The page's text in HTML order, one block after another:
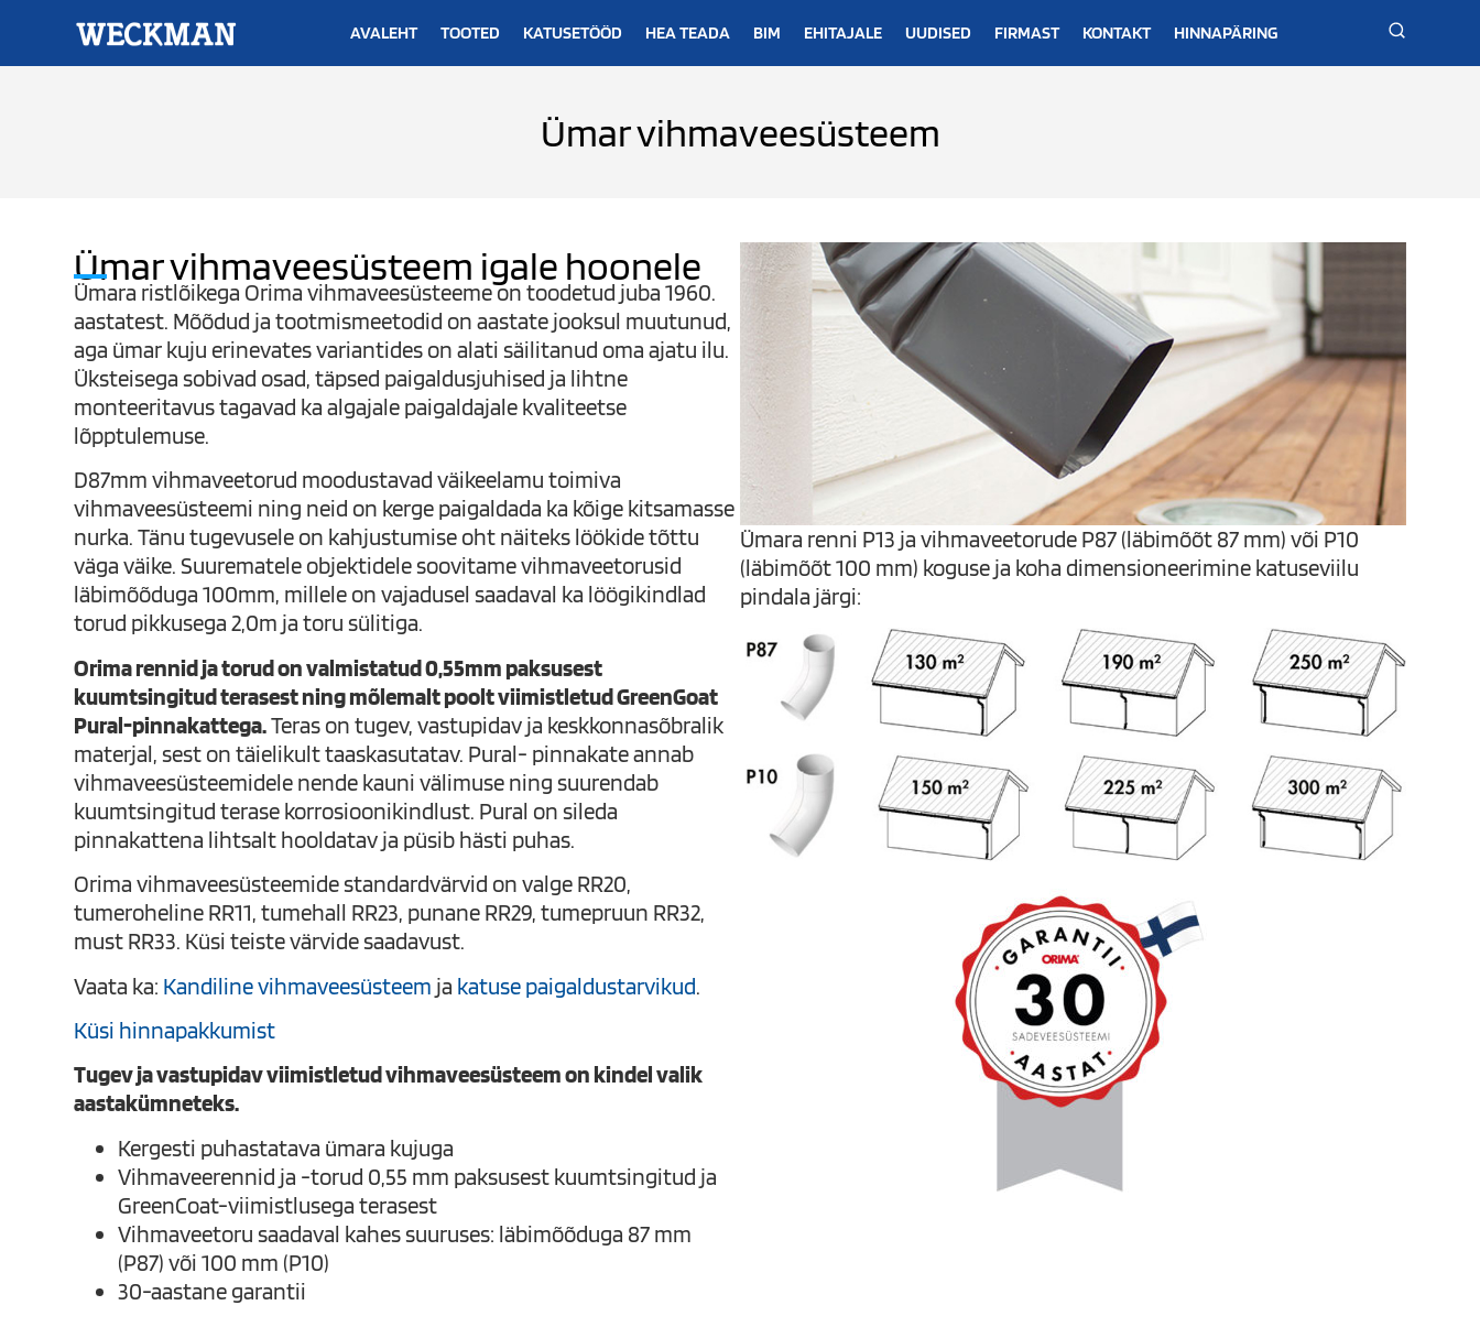
AVALEHT TOOTED KATUSETÖÖD HEA TEADA BIM EHITAJALE UUDISED FIRMAST KONTAKT HINNAPÄRING
Ümar vihmaveesüsteem
Ümar vihmaveesüsteem igale hoonele
Ümara ristlõikega Orima vihmaveesüsteeme on toodetud juba 1960.
aastatest. Mõõdud ja tootmismeetodid on aastate jooksul muutunud,
aga ümar kuju erinevates variantides on alati säilitanud oma ajatu ilu.
Üksteisega sobivad osad, täpsed paigaldusjuhised ja lihtne
monteeritavus tagavad ka algajale paigaldajale kvaliteetse
lõpptulemuse.
D87mm vihmaveetorud moodustavad väikeelamu toimiva
vihmaveesüsteemi ning neid on kerge paigaldada ka kõige kitsamasse
nurka. Tänu tugevusele on kahjustumise oht näiteks löökide tõttu
väga väike. Suurematele objektidele soovitame vihmaveetorusid
läbimõõduga 100mm, millele on vajadusel saadaval ka löögikindlad
torud pikkusega 2,0m ja toru sülitiga.
Orima rennid ja torud on valmistatud 0,55mm paksusest
kuumtsingitud terasest ning mõlemalt poolt viimistletud GreenGoat
Pural-pinnakattega.Teras on tugev, vastupidav ja keskkonnasõbralik
materjal, sest on täielikult taaskasutatav. Pural- pinnakate annab
vihmaveesüsteemidele nende kauni välimuse ning suurendab
kuumtsingitud terase korrosioonikindlust. Pural on sileda
pinnakattena lihtsalt hooldatav ja püsib hästi puhas.
Orima vihmaveesüsteemide standardvärvid on valge RR20,
tumeroheline RR11, tumehall RR23, punane RR29, tumepruun RR32,
must RR33. Küsi teiste värvide saadavust.
Vaata ka: Kandiline vihmaveesüsteem ja katuse paigaldustarvikud.
Küsi hinnapakkumist
Tugev ja vastupidav viimistletud vihmaveesüsteem on kindel valik
aastakümneteks.
Kergesti puhastatava ümara kujuga
Vihmaveerennid ja -torud 0,55 mm paksusest kuumtsingitud ja
GreenCoat-viimistlusega terasest
Vihmaveetoru saadaval kahes suuruses: läbimõõduga 87 mm
(P87) või 100 mm (P10)
30-aastane garantii
Ümara renni P13 ja vihmaveetorude P87 (läbimõõt 87 mm) või P10
(läbimõõt 100 mm) koguse ja koha dimensioneerimine katuseviilu
pindala järgi: